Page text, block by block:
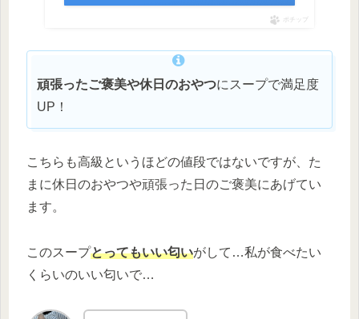
ポチップ
頑張ったご褒美や休日のおやつにスープで満足度
UP！
こちらも高級というほどの値段ではないですが、た
まに休日のおやつや頑張った日のご褒美にあげてい
ます。
このスープとってもいい匂いがして…私が食べたい
くらいのいい匂いで…